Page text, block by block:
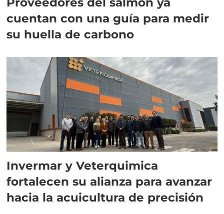
cuentan con una guía para medir
su huella de carbono
Invermar y Veterquimica
fortalecen su alianza para avanzar
hacia la acuicultura de precisión